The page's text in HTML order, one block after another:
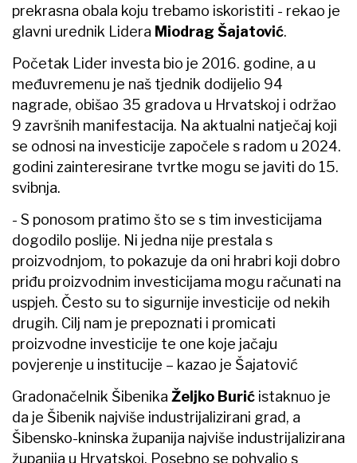
prekrasna obala koju trebamo iskoristiti - rekao je
glavni urednik Lidera Miodrag Šajatović.
Početak Lider investa bio je 2016. godine, a u
međuvremenu je naš tjednik dodijelio 94
nagrade, obišao 35 gradova u Hrvatskoj i održao
9 završnih manifestacija. Na aktualni natječaj koji
se odnosi na investicije započele s radom u 2024.
godini zainteresirane tvrtke mogu se javiti do 15.
svibnja.
- S ponosom pratimo što se s tim investicijama
dogodilo poslije. Ni jedna nije prestala s
proizvodnjom, to pokazuje da oni hrabri koji dobro
priđu proizvodnim investicijama mogu računati na
uspjeh. Često su to sigurnije investicije od nekih
drugih. Cilj nam je prepoznati i promicati
proizvodne investicije te one koje jačaju
povjerenje u institucije – kazao je Šajatović
Gradonačelnik Šibenika Željko Burić istaknuo je
da je Šibenik najviše industrijalizirani grad, a
Šibensko-kninska županija najviše industrijalizirana
županija u Hrvatskoj. Posebno se pohvalio s